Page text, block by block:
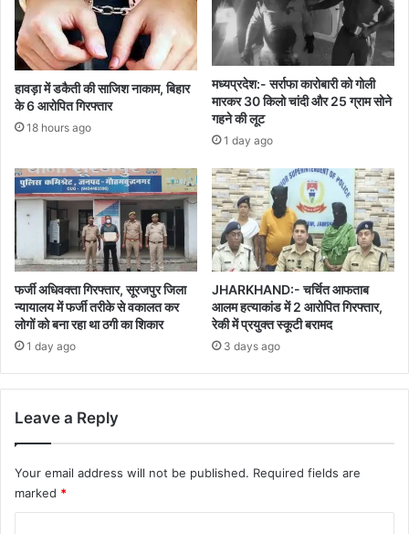
हावड़ा में डकैती की साजिश नाकाम, बिहार
के 6 आरोपित गिरफ्तार
18 hours ago
मध्यप्रदेश:- सर्राफा कारोबारी को गोली
मारकर 30 किलो चांदी और 25 ग्राम सोने
गहने की लूट
1 day ago
फर्जी अधिवक्ता गिरफ्तार, सूरजपुर जिला
न्यायालय में फर्जी तरीके से वकालत कर
लोगों को बना रहा था ठगी का शिकार
1 day ago
JHARKHAND:- चर्चित आफताब
आलम हत्याकांड में 2 आरोपित गिरफ्तार,
रेकी में प्रयुक्त स्कूटी बरामद
3 days ago
Leave a Reply
Your email address will not be published. Required fields are
marked *